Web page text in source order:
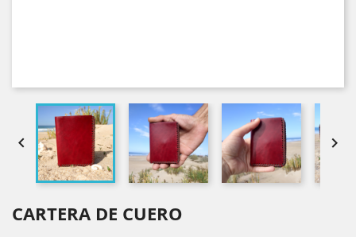
 
CARTERA DE CUERO